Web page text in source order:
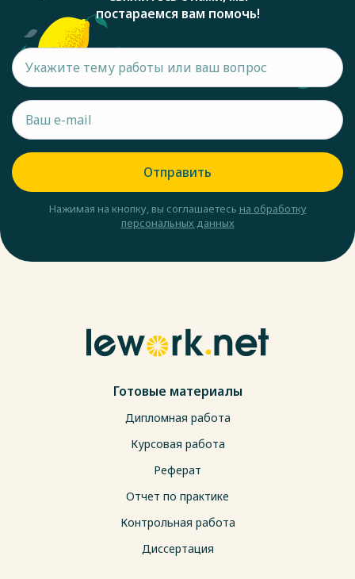
постараемся вам помочь!
Отправить
Нажимая на кнопку, вы соглашаетесь на обработку
персональных данных
Готовые материалы
Дипломная работа
Курсовая работа
Реферат
Отчет по практике
Контрольная работа
Диссертация